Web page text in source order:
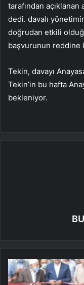
tarafından açıklanan
dedi. davalı
doğrudan etkili
başvurunun reddine
Tekin, davayı
Tekin’in bu hafta
bekleniyor.